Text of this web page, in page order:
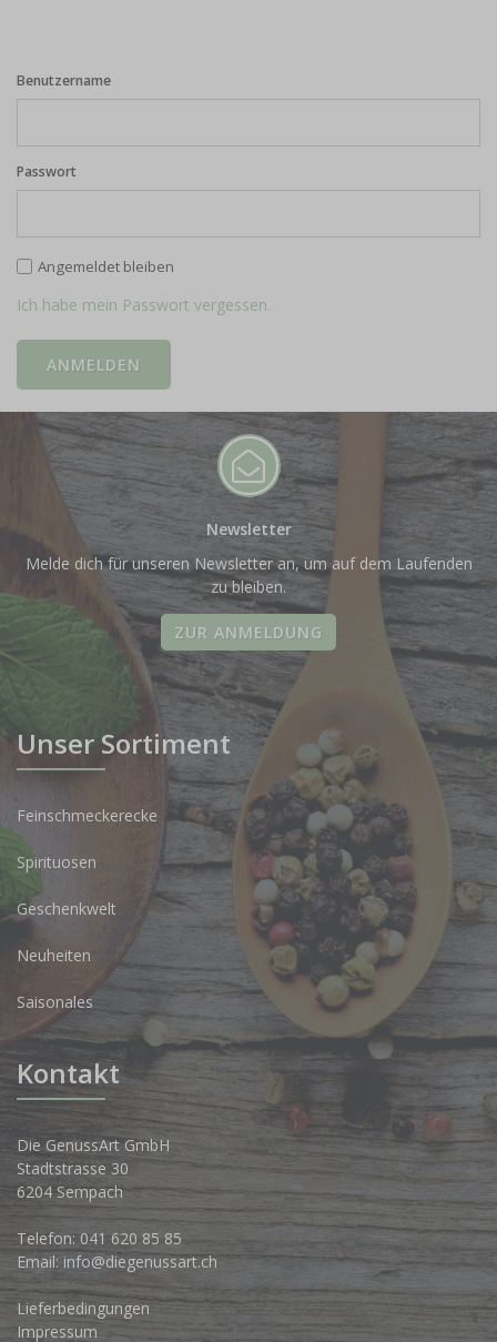
Benutzername
Passwort
Angemeldet bleiben
Ich habe mein Passwort vergessen.
Newsletter
Melde dich für unseren Newsletter an, um auf dem Laufenden
zu bleiben.
ZUR ANMELDUNG
Unser Sortiment
Feinschmeckerecke
Spirituosen
Geschenkwelt
Neuheiten
Saisonales
Kontakt
Die GenussArt GmbH
Stadtstrasse 30
6204 Sempach
Telefon: 041 620 85 85
Email: info@diegenussart.ch
Lieferbedingungen
Impressum